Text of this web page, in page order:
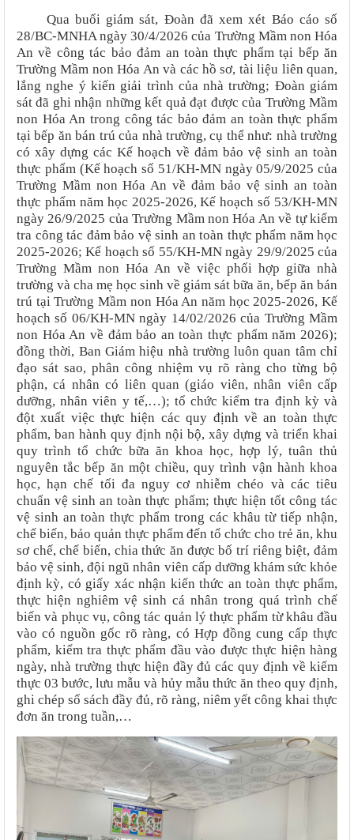
Qua buổi giám sát, Đoàn đã xem xét Báo cáo số
28/BC-MNHA ngày 30/4/2026 của Trường Mầm non Hóa
An về công tác bảo đảm an toàn thực phẩm tại bếp ăn
Trường Mầm non Hóa An và các hồ sơ, tài liệu liên quan,
lắng nghe ý kiến giải trình của nhà trường; Đoàn giám
sát đã ghi nhận những kết quả đạt được của Trường Mầm
non Hóa An trong công tác bảo đảm an toàn thực phẩm
tại bếp ăn bán trú của nhà trường, cụ thể như: nhà trường
có xây dựng các Kế hoạch về đảm bảo vệ sinh an toàn
thực phẩm (Kế hoạch số 51/KH-MN ngày 05/9/2025 của
Trường Mầm non Hóa An về đảm bảo vệ sinh an toàn
thực phẩm năm học 2025-2026, Kế hoạch số 53/KH-MN
ngày 26/9/2025 của Trường Mầm non Hóa An về tự kiểm
tra công tác đảm bảo vệ sinh an toàn thực phẩm năm học
2025-2026; Kế hoạch số 55/KH-MN ngày 29/9/2025 của
Trường Mầm non Hóa An về việc phối hợp giữa nhà
trường và cha mẹ học sinh về giám sát bữa ăn, bếp ăn bán
trú tại Trường Mầm non Hóa An năm học 2025-2026, Kế
hoạchsố 06/KH-MN ngày 14/02/2026của TrườngMầm
non Hóa An về đảm bảo an toàn thực phẩm năm 2026);
đồng thời, Ban Giám hiệu nhà trường luôn quan tâm chỉ
đạo sát sao, phân công nhiệm vụ rõ ràng cho từng bộ
phận, cá nhân có liên quan (giáo viên, nhân viên cấp
dưỡng, nhân viên y tế,…); tổ chức kiểm tra định kỳ và
đột xuất việc thực hiện các quy định về an toàn thực
phẩm, ban hành quy định nội bộ, xây dựng và triển khai
quy trình tổ chức bữa ăn khoa học, hợp lý, tuân thủ
nguyên tắc bếp ăn một chiều, quy trình vận hành khoa
học, hạn chế tối đa nguy cơ nhiễm chéo và các tiêu
chuẩn vệ sinh an toàn thực phẩm; thực hiện tốt công tác
vệ sinh an toàn thực phẩm trong các khâu từ tiếp nhận,
chế biến, bảo quản thực phẩm đến tổ chức cho trẻ ăn, khu
sơ chế, chế biến, chia thức ăn được bố trí riêng biệt, đảm
bảo vệ sinh, đội ngũ nhân viên cấp dưỡng khám sức khỏe
định kỳ, có giấy xác nhận kiến thức an toàn thực phẩm,
thực hiện nghiêm vệ sinh cá nhân trong quá trình chế
biến và phục vụ, công tác quản lý thực phẩm từ khâu đầu
vào có nguồn gốc rõ ràng, có Hợp đồng cung cấp thực
phẩm, kiểm tra thực phẩm đầu vào được thực hiện hàng
ngày, nhà trường thực hiện đầy đủ các quy định về kiểm
thực 03 bước, lưu mẫu và hủy mẫu thức ăn theo quy định,
ghi chép sổ sách đầy đủ, rõ ràng, niêm yết công khai thực
đơn ăn trong tuần,…